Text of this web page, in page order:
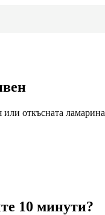
откъсната ламарина
10 минути?